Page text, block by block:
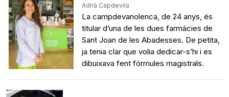
Adrià Capdevila
La campdevanolenca, de 24 anys, és
titular d’una de les dues farmàcies de
Sant Joan de les Abadesses. De petita,
ja tenia clar que volia dedicar-s’hi i es
dibuixava fent fórmules magistrals.